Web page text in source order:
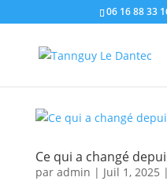
06 16 88 33
Ce qui a changé
par admin | Juil 1, 2025 |